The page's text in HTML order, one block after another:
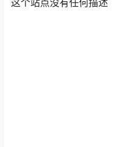
这个站点没有任何描述